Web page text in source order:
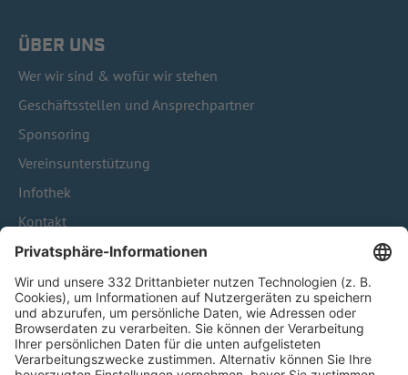
ÜBER UNS
Wer wir sind & wofür wir stehen
Geschäftsstellen und Ansprechpartner
Sponsoring
Vereinsunterstützung
Infothek
Kontakt
HÄUFIG BESUCHTE SEITEN
Pässe und Vereinswechsel
Trainerausbildung
Schulungsangebot Vereinsmitarbeiter